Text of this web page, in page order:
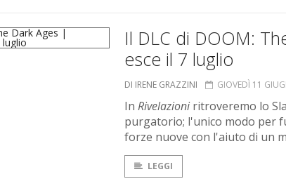
Il DLC di DOOM:
esce il 7 luglio
DI IRENE GRAZZINI GIOVEDÌ 11
In Rivelazioni ritroveremo lo
purgatorio; l'unico modo per
forze nuove con l'aiuto di un
LEGGI